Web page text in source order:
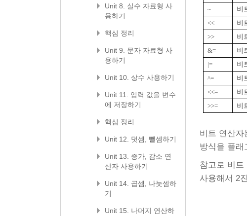
~ 비
<< 비
>> 비
&= 비
|= 비
^= 비
<<= 비
>>= 비
비트 연산자
방식을 플래
참고로 비트
사용해서 2
Unit 8. 실수 자료형 사
용하기
핵심 정리
Unit 9. 문자 자료형 사
용하기
Unit 10. 상수 사용하기
Unit 11. 입력 값을 변수
에 저장하기
핵심 정리
Unit 12. 덧셈, 뺄셈하기
Unit 13. 증가, 감소 연
산자 사용하기
Unit 14. 곱셈, 나눗셈하
기
Unit 15. 나머지 연산하